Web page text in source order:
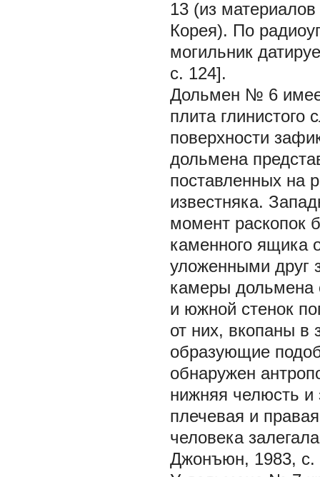
13 (из
Корея). По
могильник
с. 124].
Дольмен № 6
плита
поверхности
дольмена
поставленных на
известняка.
момент раскопок
каменного ящика
уложенными друг
камеры дольмена
и южной стенок
от них, вкопаны в
образующие
обнаружен
нижняя челюсть и
плечевая и
человека
Джонъюн, 1983, с.